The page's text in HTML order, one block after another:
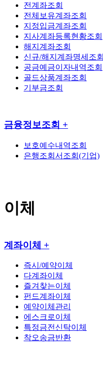
전계좌조회
전체보유계좌조회
지정입금계좌조회
지사계좌등록현황조회
해지계좌조회
신규/해지계좌명세조회
공금예금이자내역조회
골드상품계좌조회
기부금조회
금융정보조회 +
보호예수내역조회
은행조회서조회(기업)
이체
계좌이체 +
즉시/예약이체
다계좌이체
즐겨찾는이체
펀드계좌이체
예약이체관리
에스크로이체
특정금전신탁이체
착오송금반환